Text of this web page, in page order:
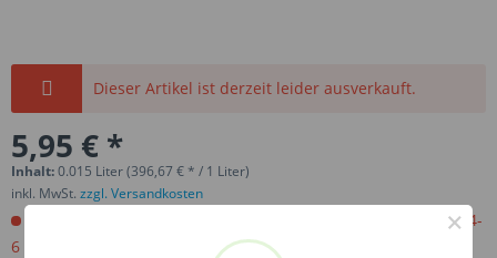
Dieser Artikel ist derzeit leider ausverkauft.
5,95 € *
Inhalt:0.015 Liter (396,67 € * / 1 Liter)
inkl. MwSt. zzgl. Versandkosten
Jetzt bestellen. Wird für Sie importiert. Versandfertig in ca 4-
6 Wochen.
×